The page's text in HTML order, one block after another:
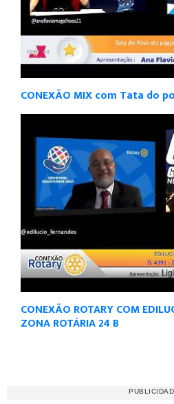
CONEXÃO MIX com Tata do
CONEXÃO ROTARY COM
ZONA ROTÁRIA 24 B